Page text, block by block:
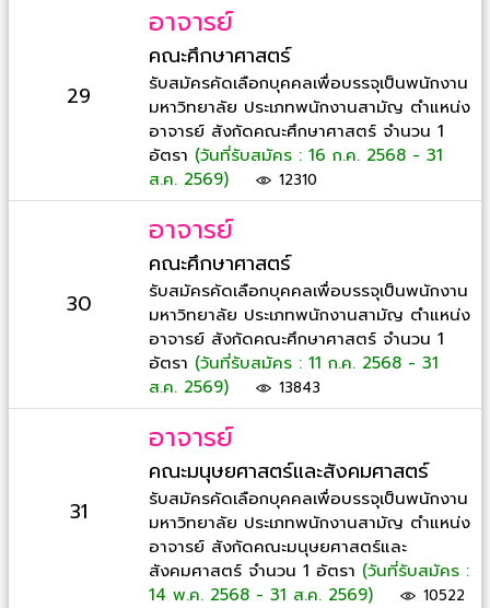
29
อาจารย์
คณะศึกษาศาสตร์
รับสมัครคัดเลือกบุคคลเพื่อบรรจุเป็นพนักงาน
มหาวิทยาลัย ประเภทพนักงานสามัญ ตำแหน่ง
อาจารย์ สังกัดคณะศึกษาศาสตร์ จำนวน 1
อัตรา (วันที่รับสมัคร : 16 ก.ค. 2568 - 31
ส.ค. 2569)
12310
30
อาจารย์
คณะศึกษาศาสตร์
รับสมัครคัดเลือกบุคคลเพื่อบรรจุเป็นพนักงาน
มหาวิทยาลัย ประเภทพนักงานสามัญ ตำแหน่ง
อาจารย์ สังกัดคณะศึกษาศาสตร์ จำนวน 1
อัตรา (วันที่รับสมัคร : 11 ก.ค. 2568 - 31
ส.ค. 2569)
13843
31
อาจารย์
คณะมนุษยศาสตร์และสังคมศาสตร์
รับสมัครคัดเลือกบุคคลเพื่อบรรจุเป็นพนักงาน
มหาวิทยาลัย ประเภทพนักงานสามัญ ตำแหน่ง
อาจารย์ สังกัดคณะมนุษยศาสตร์และ
สังคมศาสตร์ จำนวน 1 อัตรา (วันที่รับสมัคร :
14 พ.ค. 2568 - 31 ส.ค. 2569)
10522